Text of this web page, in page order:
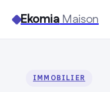
EkomiaMaison
IMMOBILIER